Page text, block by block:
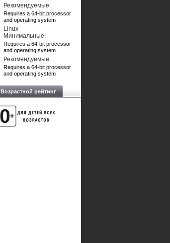
Рекомендуемые:
Requires a 64-bit processor
and operating system
Linux
Минимальные:
Requires a 64-bit processor
and operating system
Рекомендуемые:
Requires a 64-bit processor
and operating system
Возрастной рейтинг